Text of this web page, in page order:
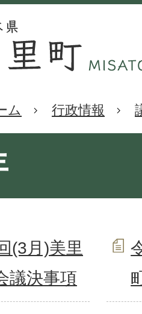
ム 行政情報
(3月)美里
議決事項